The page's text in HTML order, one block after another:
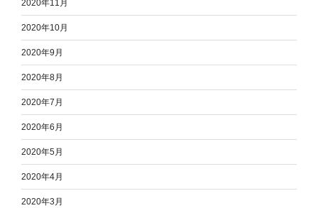
2020年11月
2020年10月
2020年9月
2020年8月
2020年7月
2020年6月
2020年5月
2020年4月
2020年3月